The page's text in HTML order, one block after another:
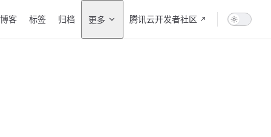
博客 标签 归档 更多 腾讯云开发者社区